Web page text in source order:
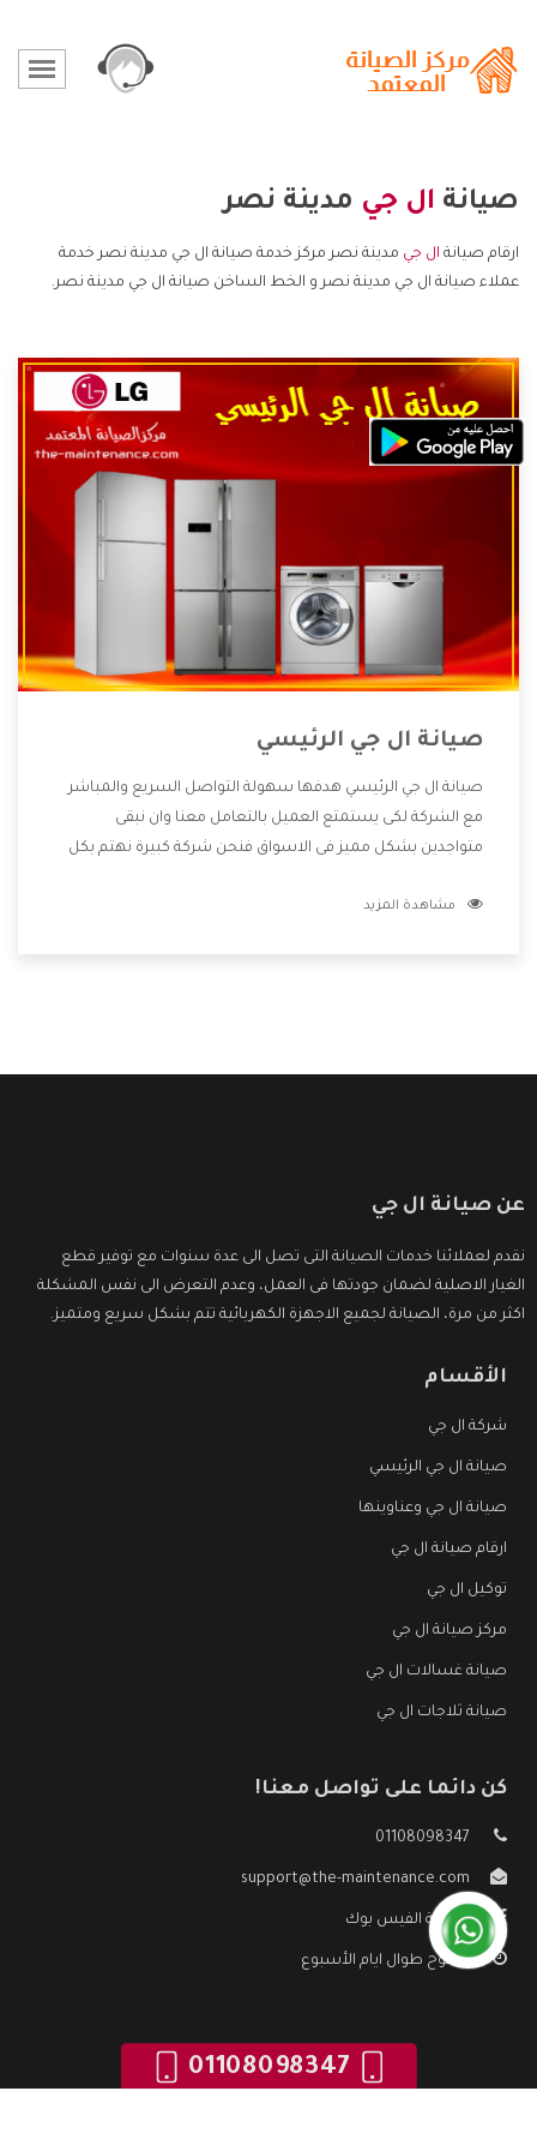
صيانة ال جي مدينة نصر
ارقام صيانة ال جي مدينة نصر مركز خدمة صيانة ال جي مدينة نصر خدمة
عملاء صيانة ال جي مدينة نصر و الخط الساخن صيانة ال جي مدينة نصر.
صيانة ال جي الرئيسي
صيانة ال جي الرئيسي هدفها سهولة التواصل السريع والمباشر
مع الشركة لكى يستمتع العميل بالتعامل معنا وان نبقى
متواجدين بشكل مميز فى الاسواق فنحن شركة كبيرة نهتم بكل
الشركة بها والتى تكون منها خدمة الصيانة التى تكون من أهم
مشاهدة المزيد
عن صيانة ال جي
نقدم لعملائنا خدمات الصيانة التى تصل الى عدة سنوات مع توفير قطع
الغيار الاصلية لضمان جودتها فى العمل، وعدم التعرض الى نفس المشكلة
اكثر من مرة، الصيانة لجميع الاجهزة الكهربائية تتم بشكل سريع ومتميز.
الأقسام
شركة ال جي
صيانة ال جي الرئيسي
صيانة ال جي وعناوينها
ارقام صيانة ال جي
توكيل ال جي
مركز صيانة ال جي
صيانة غسالات ال جي
صيانة ثلاجات ال جي
كن دائما على تواصل معنا!
01108098347
support@the-maintenance.com
صفحة الفيس بوك
مفتوح طوال ايام الأسبوع
01108098347